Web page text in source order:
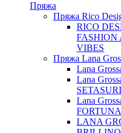
Пряжа
Пряжа Rico
RICO
FASHION
VIBES
Пряжа Lana
Lana
Lana
SETASURI
Lana
FORTUNA
LANA